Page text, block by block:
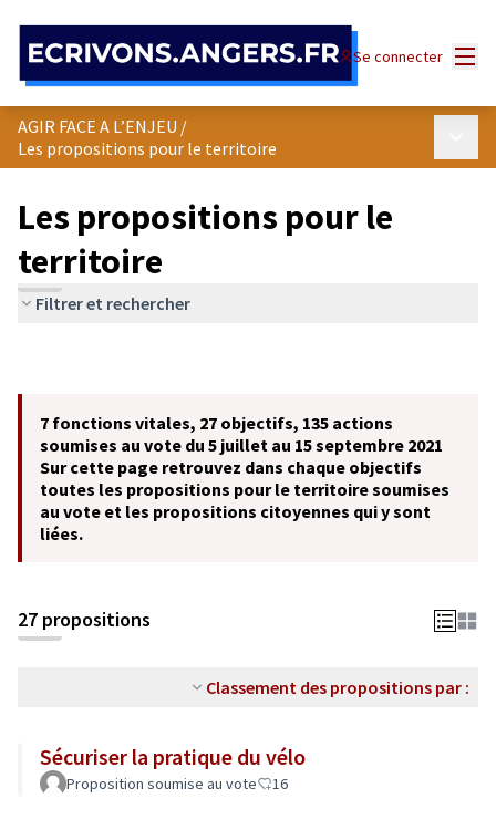
Se connecter
AGIR FACE A L’ENJEU /
Les propositions pour le territoire
Les propositions pour le
territoire
Filtrer et rechercher
7 fonctions vitales, 27 objectifs, 135 actions
soumises au vote du 5 juillet au 15 septembre 2021
Sur cette page retrouvez dans chaque objectifs
toutes les propositions pour le territoire soumises
au vote et les propositions citoyennes qui y sont
liées.
27 propositions
Classement des propositions par :
Sécuriser la pratique du vélo
Proposition soumise au vote 16